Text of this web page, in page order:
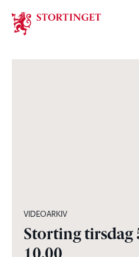
Stortinget.no
VIDEOARKIV
Storting tirsdag